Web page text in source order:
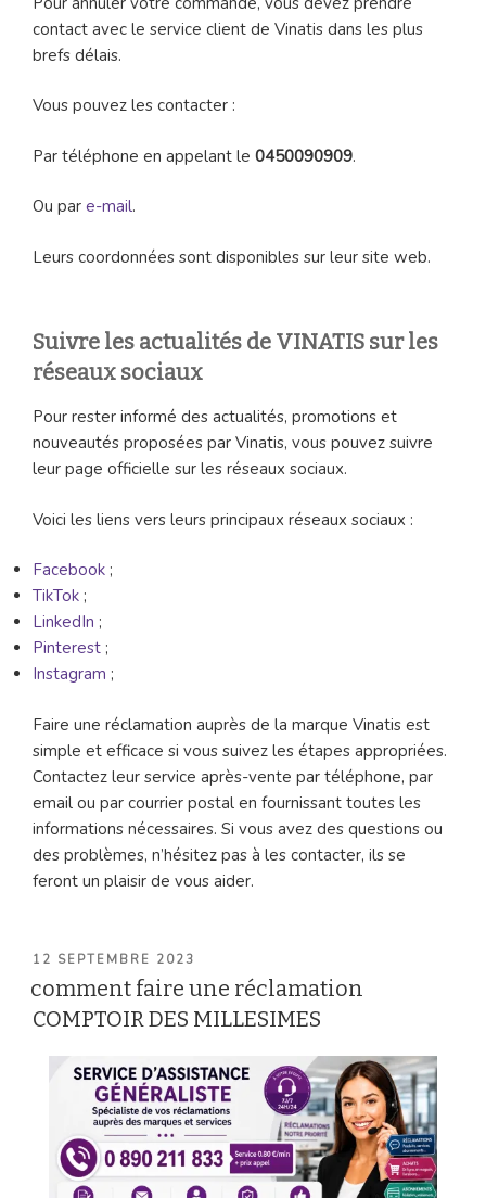
contact avec le service client de Vinatis dans les plus
brefs délais.
Vous pouvez les contacter :
Par téléphone en appelant le 0450090909.
Ou par e-mail.
Leurs coordonnées sont disponibles sur leur site web.
Suivre les actualités de VINATIS sur les
réseaux sociaux
Pour rester informé des actualités, promotions et
nouveautés proposées par Vinatis, vous pouvez suivre
leur page officielle sur les réseaux sociaux.
Voici les liens vers leurs principaux réseaux sociaux :
Facebook ;
TikTok ;
LinkedIn ;
Pinterest ;
Instagram ;
Faire une réclamation auprès de la marque Vinatis est
simple et efficace si vous suivez les étapes appropriées.
Contactez leur service après-vente par téléphone, par
email ou par courrier postal en fournissant toutes les
informations nécessaires. Si vous avez des questions ou
des problèmes, n’hésitez pas à les contacter, ils se
feront un plaisir de vous aider.
PUBLIÉ
12 SEPTEMBRE 2023
comment faire une réclamation
COMPTOIR DES MILLESIMES